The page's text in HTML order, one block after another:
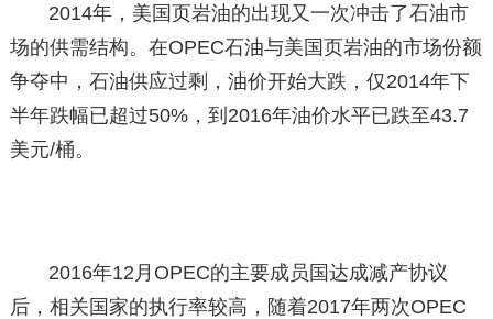
2014年，美国页岩油的出现又一次冲击了石油市
场的供需结构。在OPEC石油与美国页岩油的市场份额
争夺中，石油供应过剩，油价开始大跌，仅2014年下
半年跌幅已超过50%，到2016年油价水平已跌至43.7
美元/桶。
2016年12月OPEC的主要成员国达成减产协议
后，相关国家的执行率较高，随着2017年两次OPEC